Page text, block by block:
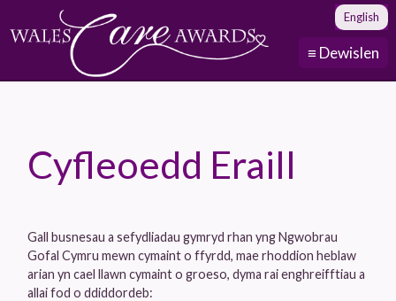
≡ Dewislen
English
Cyfleoedd Eraill
Gall busnesau a sefydliadau gymryd rhan yng Ngwobrau
Gofal Cymru mewn cymaint o ffyrdd, mae rhoddion heblaw
arian yn cael llawn cymaint o groeso, dyma rai enghreifftiau a
allai fod o ddiddordeb: